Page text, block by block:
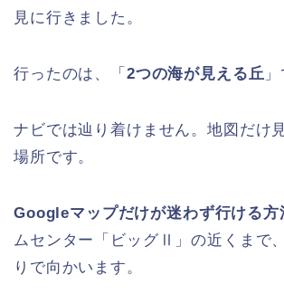
見に行きました。
行ったのは、「 2つの海が見える丘
ナビでは辿り着けません。地図だけ
場所です。
Googleマップだけが迷わず行ける方
ムセンター「ビッグⅡ」の近くまで
りで向かいます。